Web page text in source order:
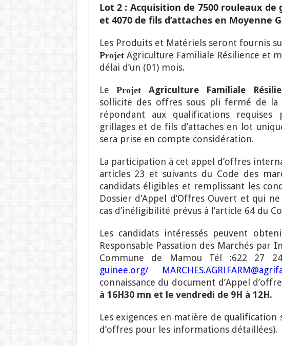
Lot 2 : Acquisition de 7500 rouleaux
et 4070 de fils d’attaches en Moyenne
Les Produits et Matériels seront fournis
Projet Agriculture Familiale Résilience et
délai d’un (01) mois.
LeProjet Agriculture Familiale
sollicite des offres sous pli fermé de la
répondant aux qualifications
grillages et de fils d’attaches en lot
sera prise en compte considération.
La participation à cet appel d’offres
articles 23 et suivants du Code des
candidats éligibles et remplissant les
Dossier d’Appel d’Offres Ouvert et qui
cas d’inéligibilité prévus à l’article 64 du
Les candidats intéressés peuvent
Responsable Passation des Marchés par
Commune de Mamou Tél :622 27
guinee.org/
connaissance du document d’Appel
à 16H30 mn et le vendredi de 9H à 12H.
Les exigences en matière de qualification
d’offres pour les informations détaillées).